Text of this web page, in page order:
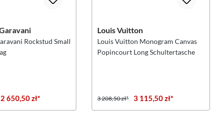
Rockstud Small
2 650,50 zł*
Louis Vuitton
Louis Vuitton Monogram Canvas
Popincourt Long Schultertasche
3 208,50 zł* 3 115,50 zł*